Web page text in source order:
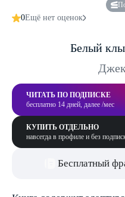
0Ещё нет оценок
Белый
ЧИТАТЬ ПО ПОДПИСКЕ
бесплатно 14 дней, далее /мес
КУПИТЬ ОТДЕЛЬНО
навсегда в профиле и без
Бесплатный